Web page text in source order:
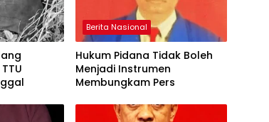
Berita Nasional
Hukum Pidana Tidak Boleh
Menjadi Instrumen
Membungkam Pers